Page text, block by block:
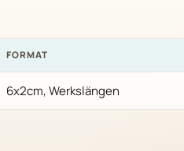
FORMAT
6x2cm, Werkslängen